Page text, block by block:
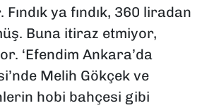
ya fındık, 360 liradan
Buna itiraz etmiyor,
‘Efendim Ankara’da
Melih Gökçek ve
hobi bahçesi gibi